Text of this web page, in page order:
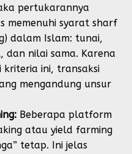
pertukarannya
memenuhi syarat sharf
dalam Islam: tunai,
dan nilai sama. Karena
kriteria ini, transaksi
mengandung unsur
Beberapa platform
atau yield farming
tetap. Ini jelas